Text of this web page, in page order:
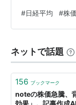
で暴落していた
た。 では、なぜ
3400円高、震源
た米半導体が一
じ現象…
#日経平均 #株
ネットで話題
156 ブックマーク
noteの株価急騰、
効果」。記事作成